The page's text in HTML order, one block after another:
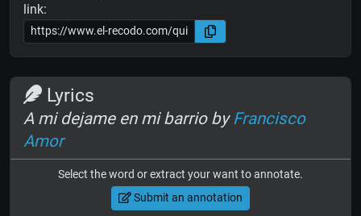
link:
Lyrics
A mi dejame en mi barrio byFrancisco
Amor
Select the word or extract your want to annotate.
Submit an annotation